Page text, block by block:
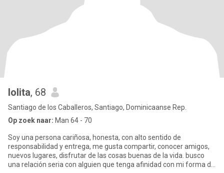
lolita, 68
Santiago de los Caballeros, Santiago, Dominicaanse Rep.
Op zoek naar: Man 64 - 70
Soy una persona cariñosa, honesta, con alto sentido de
responsabilidad y entrega, me gusta compartir, conocer amigos,
nuevos lugares, disfrutar de las cosas buenas de la vida. busco
una relación seria con alguien que tenga afinidad con mi forma de